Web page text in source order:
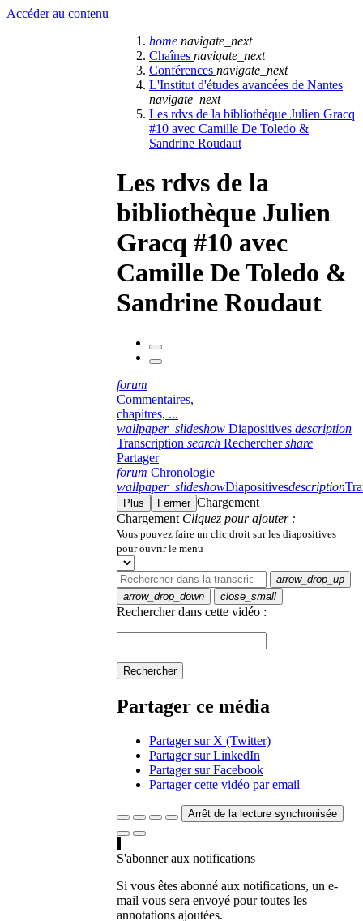
Accéder au contenu
home navigate_next
Chaînes navigate_next
Conférences navigate_next
L'Institut d'études avancées de Nantes
navigate_next
Les rdvs de la bibliothèque Julien Gracq
#10 avec Camille De Toledo &
Sandrine Roudaut
Les rdvs de la
bibliothèque Julien
Gracq #10 avec
Camille De Toledo &
Sandrine Roudaut
forum
Commentaires,
chapitres, ...
wallpaper_slideshow Diapositives description
Transcription search Rechercher share
Partager
forum Chronologie
wallpaper_slideshowDiapositivesdescription
Plus Fermer Chargement
Chargement Cliquez pour ajouter :
Vous pouvez faire un clic droit sur les diapositives
pour ouvrir le menu
arrow_drop_up
arrow_drop_down
close_small
Rechercher dans cette vidéo :
Rechercher
Partager ce média
Partager sur X (Twitter)
Partager sur LinkedIn
Partager sur Facebook
Partager cette vidéo par email
Arrêt de la lecture synchronisée
S'abonner aux notifications
Si vous êtes abonné aux notifications, un e-
mail vous sera envoyé pour toutes les
annotations ajoutées.